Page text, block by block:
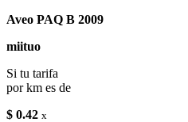
Aveo PAQ B 2009
miituo
Si tu tarifa
por km es de
$ 0.42 x